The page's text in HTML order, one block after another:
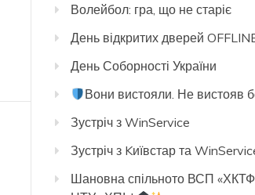
Волейбол: гра, що не старіє
День відкритих дверей
День Соборності України
Вони вистояли. Не вистояв
Зустріч з WinService
Зустріч з Kиївстар та
Шановна спільното ВСП